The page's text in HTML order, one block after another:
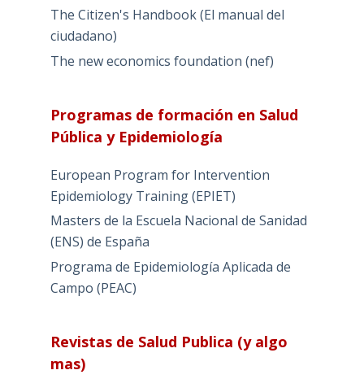
The Citizen's Handbook (El manual del
ciudadano)
The new economics foundation (nef)
Programas de formación en Salud
Pública y Epidemiología
European Program for Intervention
Epidemiology Training (EPIET)
Masters de la Escuela Nacional de Sanidad
(ENS) de España
Programa de Epidemiología Aplicada de
Campo (PEAC)
Revistas de Salud Publica (y algo
mas)